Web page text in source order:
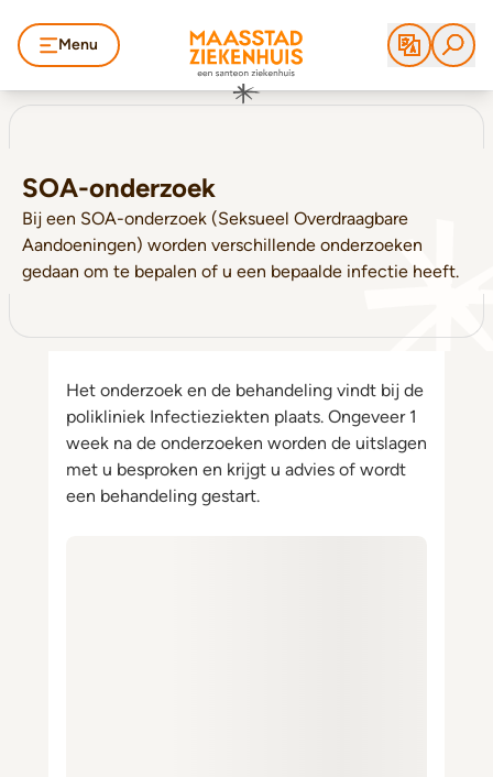
Menu
SOA-onderzoek
Bij een SOA-onderzoek (Seksueel Overdraagbare
Aandoeningen) worden verschillende onderzoeken
gedaan om te bepalen of u een bepaalde infectie heeft.
Het onderzoek en de behandeling vindt bij de
polikliniek Infectieziekten plaats. Ongeveer 1
week na de onderzoeken worden de uitslagen
met u besproken en krijgt u advies of wordt
een behandeling gestart.